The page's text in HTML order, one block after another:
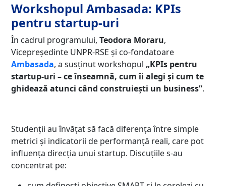
Workshopul Ambasada: KPIs
pentru startup-uri
În cadrul programului, Teodora Moraru,
Vicepreședinte UNPR-RSE și co-fondatoare
Ambasada, a susținut workshopul „KPIs pentru
startup-uri – ce înseamnă, cum îi alegi și cum te
ghidează atunci când construiești un business”.
Studenții au învățat să facă diferența între simple
metrici și indicatorii de performanță reali, care pot
influența direcția unui startup. Discuțiile s-au
concentrat pe: